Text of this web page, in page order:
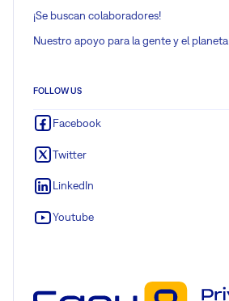
¡Se buscan colaboradores!
Nuestro apoyo para la gente y el planeta
FOLLOW US
Facebook
Twitter
LinkedIn
Youtube